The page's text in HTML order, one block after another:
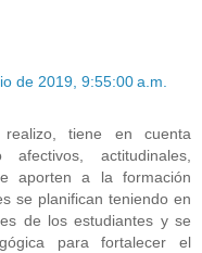
de 2019, 9:55:00 a.m.
tiene en cuenta
actitudinales,
aporten a la formación
se planifican teniendo en
de los estudiantes y se
para fortalecer el